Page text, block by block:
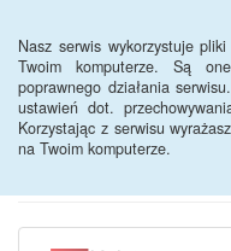
Nasz serwis wykorzystuje
Twoim komputerze. Są
poprawnego działania
ustawień dot.
Korzystając z serwisu
na Twoim komputerze.
BIP -